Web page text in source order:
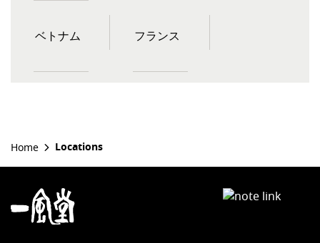
ベトナム フランス
Home Locations